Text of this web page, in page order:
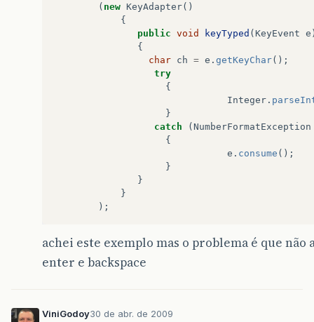
( new KeyAdapter()
{
public void keyTyped ( KeyEvent e
{
char ch = e . getKeyChar();
try
{
Integer .
}
catch
( NumberFormatException
{
e . consume ();
}
}
}
);
achei este exemplo mas o problema é que não
enter e backspace
ViniGodoy30 de abr. de 2009